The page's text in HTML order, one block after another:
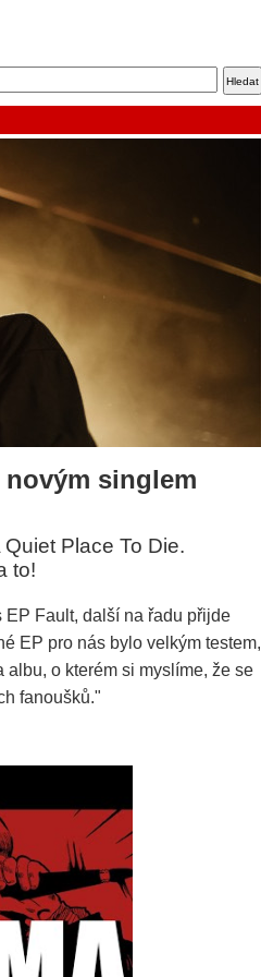
novým singlem
Place To Die.
to!
Fault, další na řadu přijde
EP pro nás bylo velkým testem,
albu, o kterém si myslíme, že se
fanoušků."